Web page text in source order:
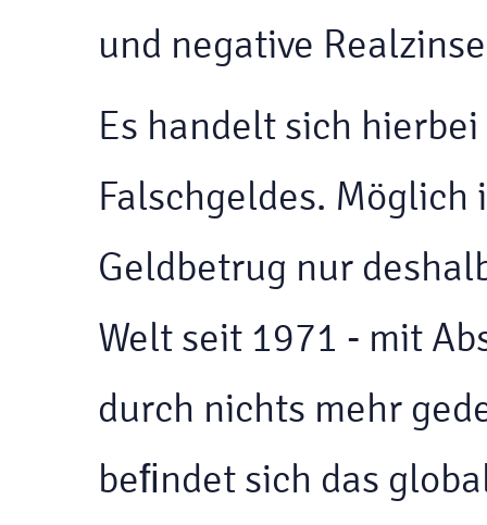
und negative
Es handelt sich
Falschgeldes.
Geldbetrug nur
Welt seit 1971 - mit
durch nichts mehr
beﬁndet sich das